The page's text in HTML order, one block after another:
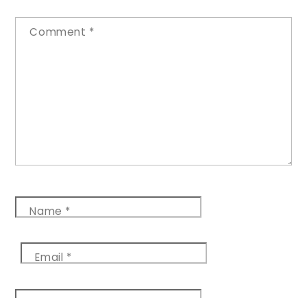
Comment *
Name *
Email *